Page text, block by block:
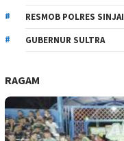
RESMOB POLRES SINJAI
GUBERNUR SULTRA
RAGAM